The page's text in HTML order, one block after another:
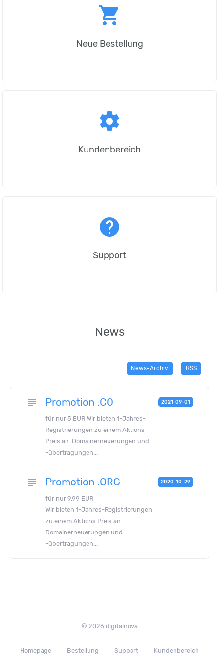
shopping_cart
Neue Bestellung
settings
Kundenbereich
help
Support
News
News-Archiv RSS
subject Promotion .CO
für nur 5 EUR Wir bieten 1-Jahres-
Registrierungen zu einem Aktions
Preis an. Domainerneuerungen und
-übertragungen...
2021-09-01
subject Promotion .ORG
für nur 9.99 EUR
Wir bieten 1-Jahres-Registrierungen
zu einem Aktions Preis an.
Domainerneuerungen und
-übertragungen...
2020-10-29
© 2026 digitalnova
Homepage Bestellung Support Kundenbereich